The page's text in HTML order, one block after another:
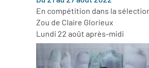
En compétition dans la
Zou de Claire Glorieux
Lundi 22 août après-midi